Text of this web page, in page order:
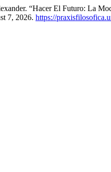
“Hacer El Futuro: La
7, 2026. https://